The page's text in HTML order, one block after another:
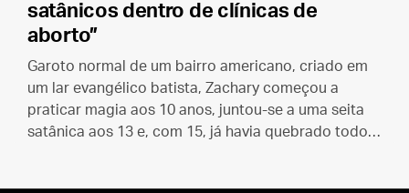
satânicos dentro de clínicas de
aborto”
Garoto normal de um bairro americano, criado em
um lar evangélico batista, Zachary começou a
praticar magia aos 10 anos, juntou-se a uma seita
satânica aos 13 e, com 15, já havia quebrado todos